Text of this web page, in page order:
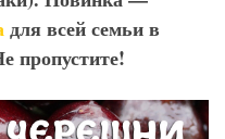
для всей семьи в
пропустите!